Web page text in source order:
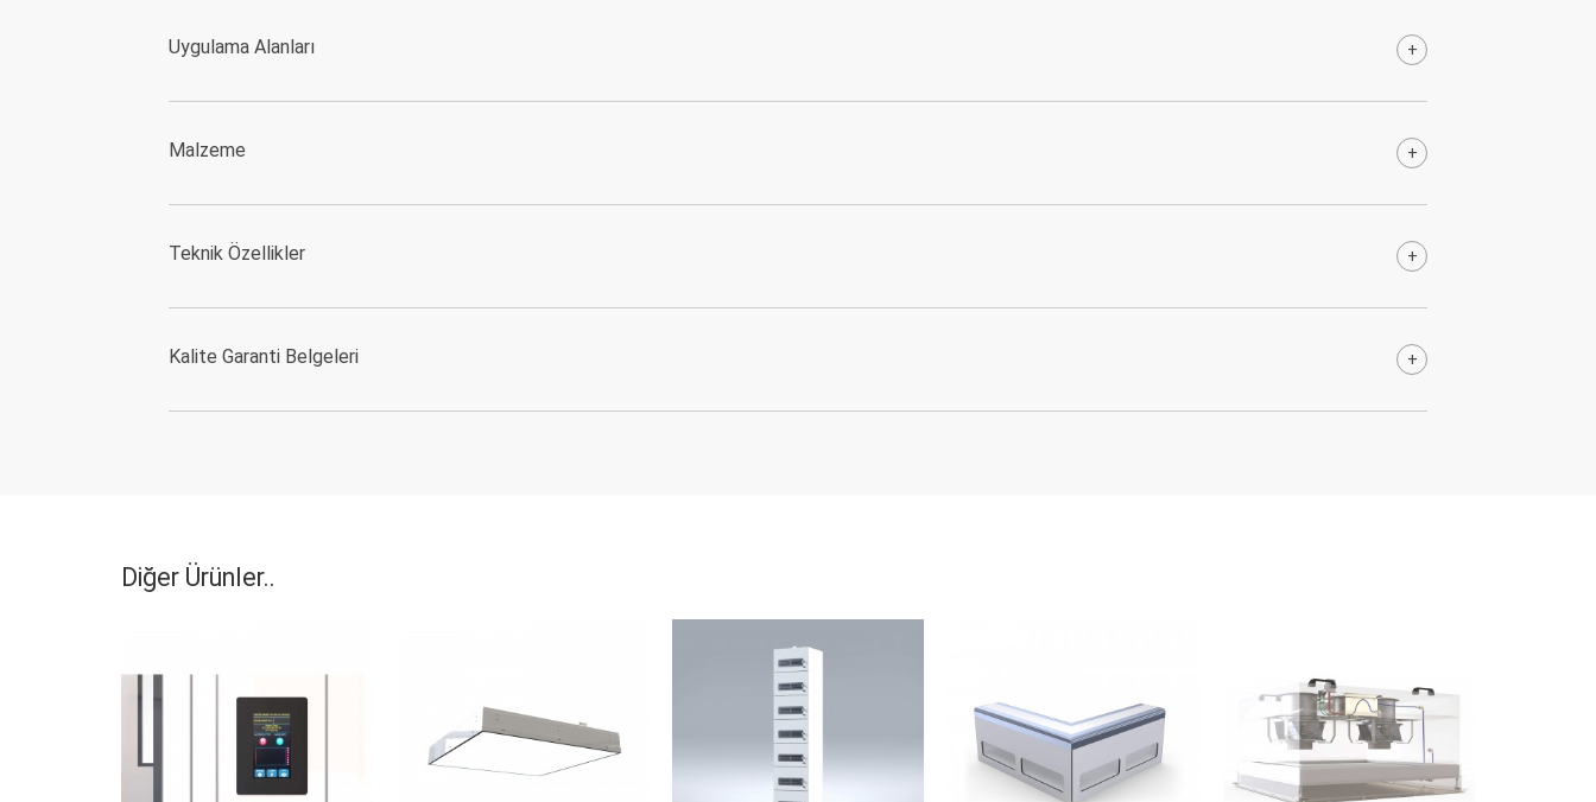
Uygulama Alanları +
Malzeme +
Teknik Özellikler +
Kalite Garanti Belgeleri +
Diğer Ürünler..